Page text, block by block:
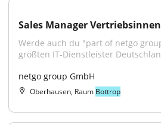
Sales Manager
Werde auch du "part of netgo
größten IT-Dienstleister
netgo group GmbH
Oberhausen, Raum Bottrop